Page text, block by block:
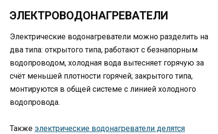
ЭЛЕКТРОВОДОНАГРЕВАТЕЛИ
Электрические водонагреватели можно разделить на
два типа: открытого типа, работают с безнапорным
водопроводом, холодная вода вытесняет горячую за
счёт меньшей плотности горячей; закрытого типа,
монтируются в общей системе с линией холодного
водопровода.
Также электрические водонагреватели делятся